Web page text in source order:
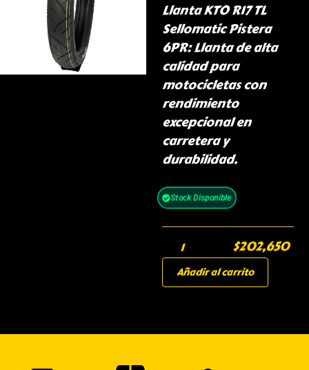
Llanta KTO R17 TL
Sellomatic Pistera
6PR: Llanta de alta
calidad para
motocicletas con
rendimiento
excepcional en
carretera y
durabilidad.
Stock Disponible
$202,650
Añadir al carrito